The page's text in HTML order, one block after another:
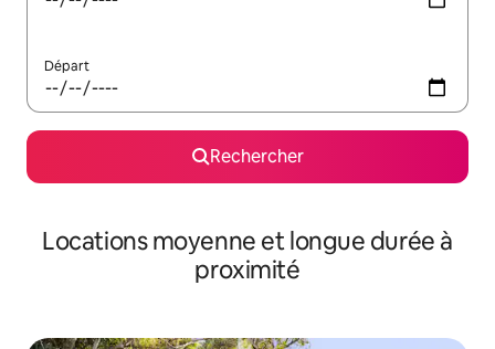
Départ
Rechercher
Locations moyenne et longue durée à
proximité